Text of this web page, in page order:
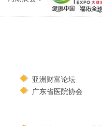
亚洲财富论坛
广东省医院协会